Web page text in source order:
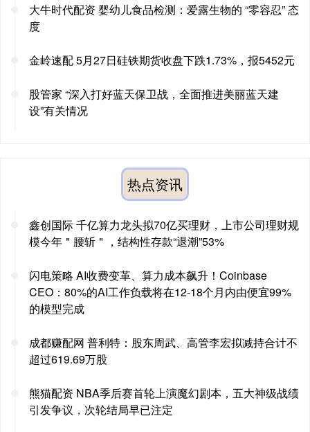
大牛时代配资 婴幼儿食品检测：爱露生物的 “零容忍” 态
度
金岭速配 5月27日硅铁期货收盘下跌1.73%，报5452元
股管家 “深入打好蓝天保卫战，全面推进美丽蓝天建
设”有关情况
热点资讯
鑫创国际 千亿算力龙头拟70亿买理财，上市公司理财规
模今年＂腰斩＂，结构性存款“退潮”53%
闪电策略 AI收费变革、算力成本飙升！Coinbase
CEO：80%的AI工作负载将在12-18个月内由便宜99%
的模型完成
成都赚配网 普利特：股东周武、高管李宏拟减持合计不
超过619.69万股
熊猫配资 NBA季后赛首轮上演魔幻剧本，五大神级战绩
引发争议，次轮结局早已注定